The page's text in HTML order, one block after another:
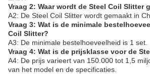
Vraag 2: Waar wordt de Steel Coil Slitter
A2: De Steel Coil Slitter wordt gemaakt in
Vraag 3: Wat is de minimale
Coil Slitter?
A3: De minimale bestelhoeveelheid is 1 set.
Vraag 4: Wat is de prijsklasse voor de
A4: De prijs varieert van 150.000 tot 1,5
van het model en de specificaties.